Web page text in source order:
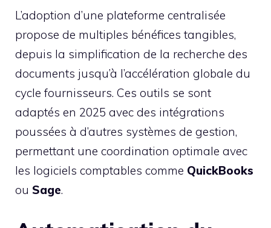
L’adoption d’une plateforme centralisée
propose de multiples bénéfices tangibles,
depuis la simplification de la recherche des
documents jusqu’à l’accélération globale du
cycle fournisseurs. Ces outils se sont
adaptés en 2025 avec des intégrations
poussées à d’autres systèmes de gestion,
permettant une coordination optimale avec
les logiciels comptables comme QuickBooks
ou Sage.